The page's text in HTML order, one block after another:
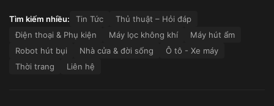
Tìm kiếm nhiều: Tin Tức
Thủ thuật – Hỏi đáp
Điện thoại & Phụ kiện
Máy lọc không khí
Máy hút ẩm
Robot hút bụi
Nhà cửa & đời sống
Ô tô - Xe máy
Thời trang
Liên hệ